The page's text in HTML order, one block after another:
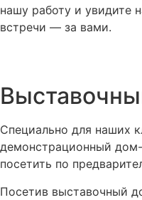
нашу работу и увидите
встречи — за вами.
Специально для наших
демонстрационный
посетить по
Посетив выставочный